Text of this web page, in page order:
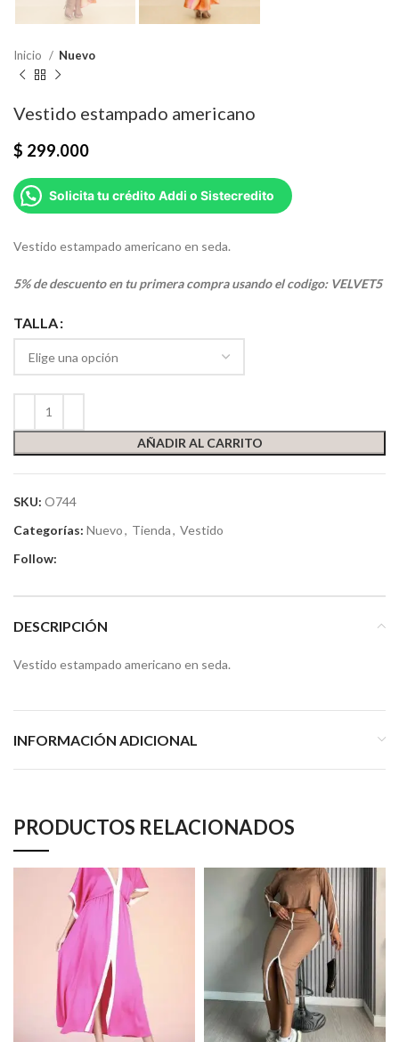
Inicio Nuevo
Vestido estampado americano
$ 299.000
Solicita tu crédito Addi o Sistecredito
Vestido estampado americano en seda.
5% de descuento en tu primera compra usando el codigo: VELVET5
TALLA
AÑADIR AL CARRITO
SKU: O744
Categorías: Nuevo, Tienda, Vestido
Follow:
DESCRIPCIÓN
Vestido estampado americano en seda.
INFORMACIÓN ADICIONAL
PRODUCTOS RELACIONADOS